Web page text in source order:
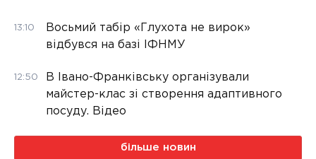
13:10
Восьмий табір «Глухота не вирок»
відбувся на базі ІФНМУ
12:50
В Івано-Франківську організували
майстер-клас зі створення адаптивного
посуду. Відео
більше новин